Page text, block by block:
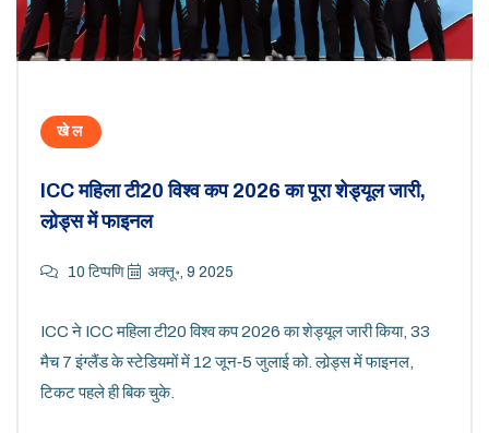
खेल
ICC महिला टी20 विश्व कप 2026 का पूरा शेड्यूल जारी,
लोर्‍ड्स में फाइनल
10 टिप्पणि अक्तू॰, 9 2025
ICC ने ICC महिला टी20 विश्व कप 2026 का शेड्यूल जारी किया, 33
मैच 7 इंग्लैंड के स्टेडियमों में 12 जून‑5 जुलाई को. लोर्‍ड्स में फाइनल,
टिकट पहले ही बिक चुके.